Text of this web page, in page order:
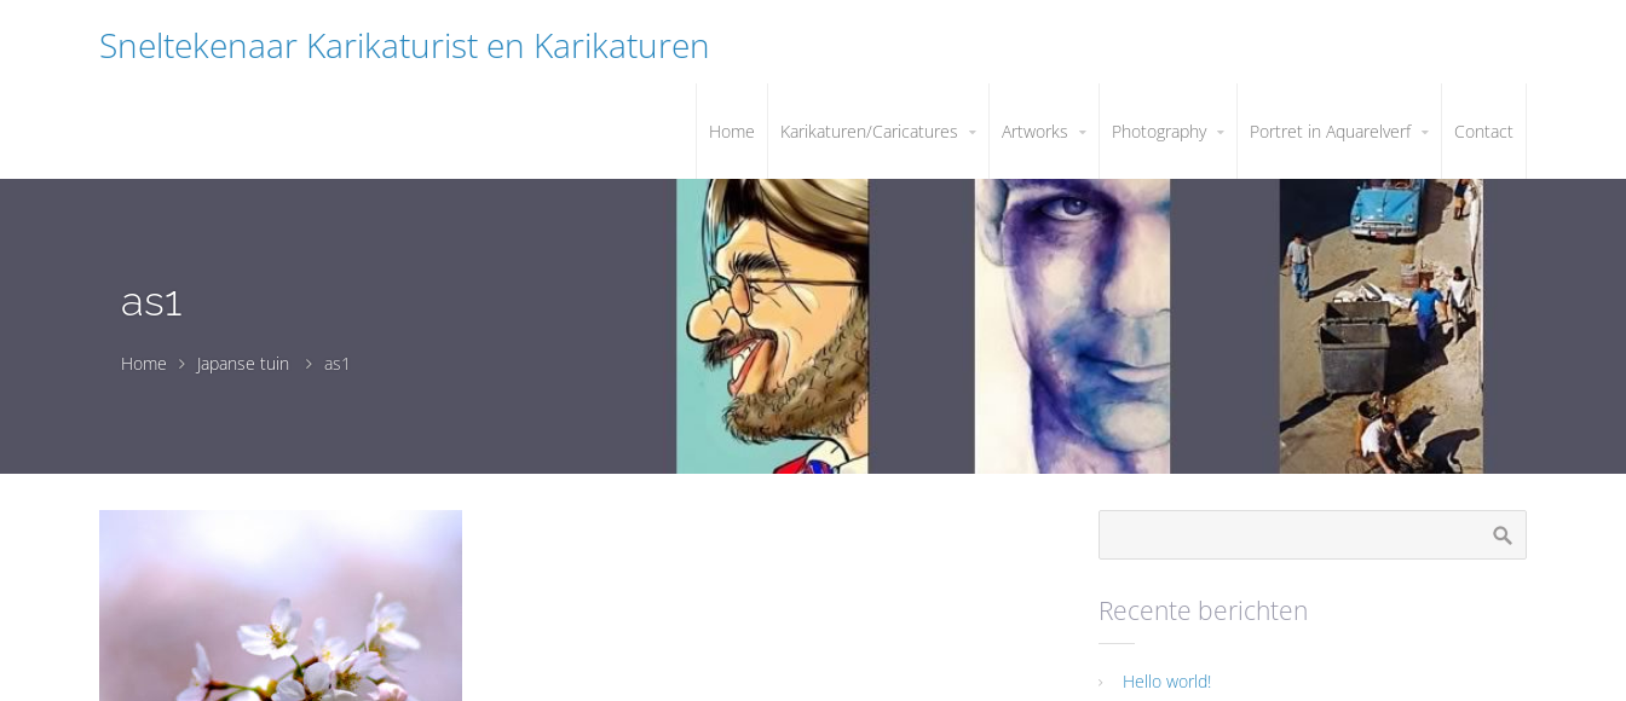
Sneltekenaar Karikaturist en Karikaturen
Home Karikaturen/Caricatures Artworks Photography Portret in Aquarelverf Contact
as1
Home Japanse tuin as1
Recente berichten
Hello world!